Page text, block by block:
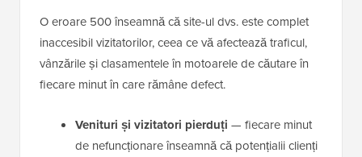
O eroare 500 înseamnă că site-ul dvs. este complet
inaccesibil vizitatorilor, ceea ce vă afectează traficul,
vânzările și clasamentele în motoarele de căutare în
fiecare minut în care rămâne defect.
Venituri și vizitatori pierduți — fiecare minut
de nefuncționare înseamnă că potențialii clienți